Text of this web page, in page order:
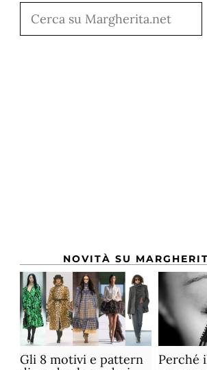
Cerca
NOVITÀ SU
Gli 8 motivi e pattern
Perché